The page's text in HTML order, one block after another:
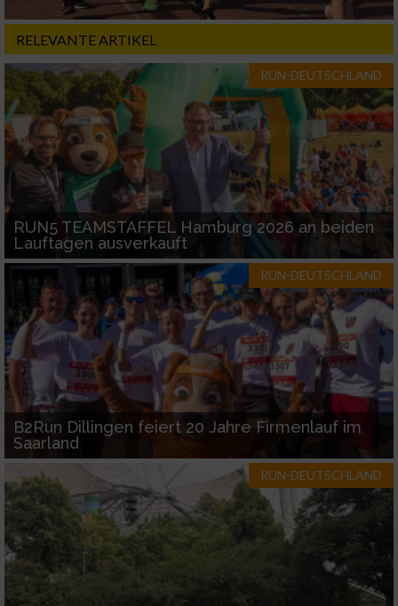
RELEVANTE ARTIKEL
RUN-DEUTSCHLAND
RUN5 TEAMSTAFFEL Hamburg 2026 an beiden
Lauftagen ausverkauft
RUN-DEUTSCHLAND
B2Run Dillingen feiert 20 Jahre Firmenlauf im
Saarland
RUN-DEUTSCHLAND